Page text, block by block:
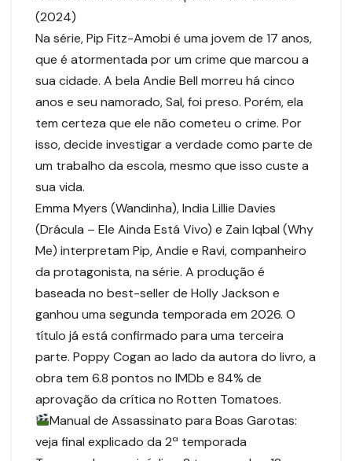
(2024)
Na série, Pip Fitz-Amobi é uma jovem de 17 anos,
que é atormentada por um crime que marcou a
sua cidade. A bela Andie Bell morreu há cinco
anos e seu namorado, Sal, foi preso. Porém, ela
tem certeza que ele não cometeu o crime. Por
isso, decide investigar a verdade como parte de
um trabalho da escola, mesmo que isso custe a
sua vida.
Emma Myers (Wandinha), India Lillie Davies
(Drácula – Ele Ainda Está Vivo) e Zain Iqbal (Why
Me) interpretam Pip, Andie e Ravi, companheiro
da protagonista, na série. A produção é
baseada no best-seller de Holly Jackson e
ganhou uma segunda temporada em 2026. O
título já está confirmado para uma terceira
parte. Poppy Cogan ao lado da autora do livro, a
obra tem 6.8 pontos no IMDb e 84% de
aprovação da crítica no Rotten Tomatoes.
Manual de Assassinato para Boas Garotas:
veja final explicado da 2ª temporada